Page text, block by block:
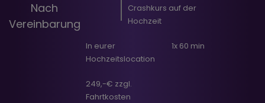
Nach
Vereinbarung
Crashkurs auf der
Hochzeit
In eurer
Hochzeitslocation
1x 60 min
249,-€ zzgl.
Fahrtkosten